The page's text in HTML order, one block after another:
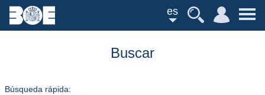
es
Buscar
Búsqueda rápida: